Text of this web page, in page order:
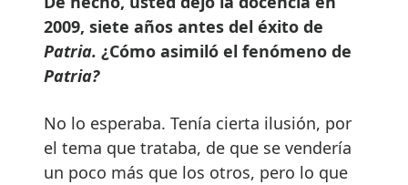
2009, siete años antes del éxito de
Patria. ¿Cómo asimiló el fenómeno de
Patria?
No lo esperaba. Tenía cierta ilusión, por
el tema que trataba, de que se vendería
un poco más que los otros, pero lo que